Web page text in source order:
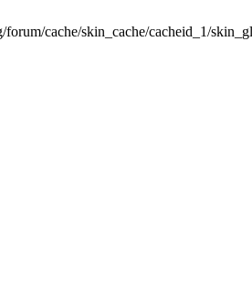
cache/skin_cache/cacheid_1/